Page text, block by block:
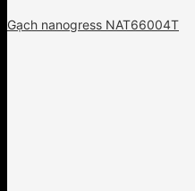
Gạch nanogress NAT66004T